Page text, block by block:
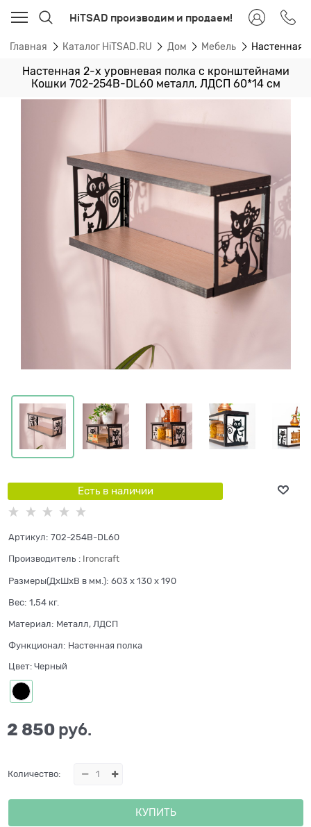
HiTSAD производим и продаем!
Главная Каталог HiTSAD.RU Дом Мебель Настенная
Настенная 2-х уровневая полка с кронштейнами
Кошки 702-254B-DL60 металл, ЛДСП 60*14 см
Есть в наличии
Артикул: 702-254B-DL60
Производитель : Ironcraft
Размеры(ДхШхВ в мм.): 603 x 130 x 190
Вес: 1,54 кг.
Материал: Металл, ЛДСП
Функционал: Настенная полка
Цвет: Черный
2 850 руб.
Количество:
КУПИТЬ